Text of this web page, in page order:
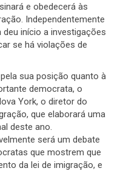
e obedecerá às
Independentemente
início a investigações
se há violações de
sua posição quanto à
democrata, o
York, o diretor do
que elaborará uma
deste ano.
será um debate
que mostrem que
da lei de imigração, e